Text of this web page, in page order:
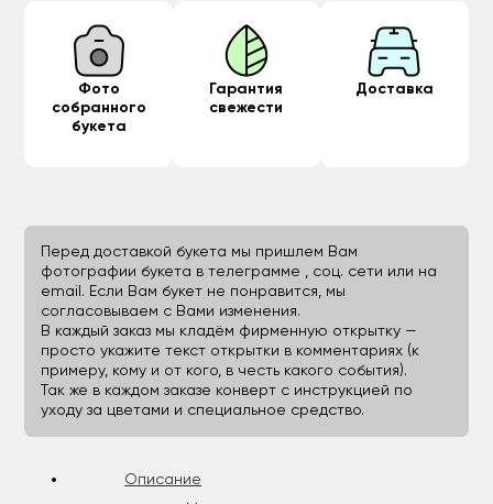
Фото
собранного
букета
Гарантия
свежести
Доставка
Перед доставкой букета мы пришлем Вам
фотографии букета в телеграмме , соц. сети или на
email. Если Вам букет не понравится, мы
согласовываем с Вами изменения.
В каждый заказ мы кладём фирменную открытку —
просто укажите текст открытки в комментариях (к
примеру, кому и от кого, в честь какого события).
Так же в каждом заказе конверт с инструкцией по
уходу за цветами и специальное средство.
Описание